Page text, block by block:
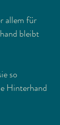
allem für
bleibt
so
Hinterhand